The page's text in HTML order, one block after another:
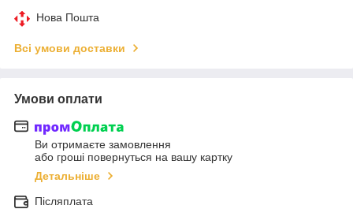
Нова Пошта
Всі умови доставки
Умови оплати
Ви отримаєте замовлення
або гроші повернуться на вашу картку
Детальніше
Післяплата